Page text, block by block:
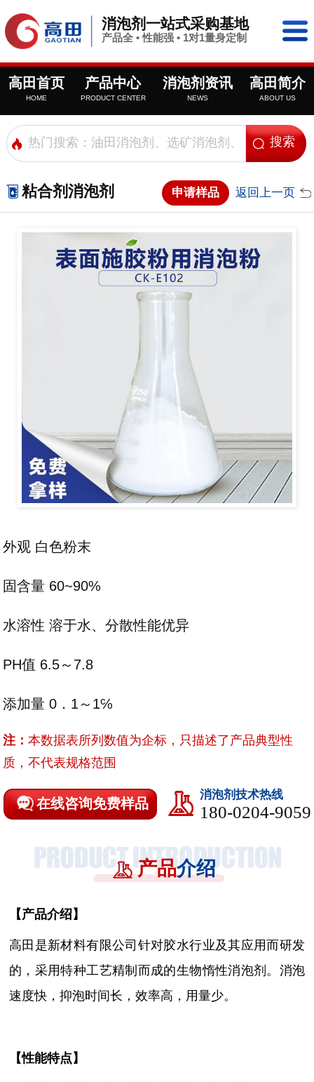
消泡剂一站式采购基地
产品全 • 性能强 • 1对1量身定制
高田首页
HOME
产品中心
PRODUCT CENTER
消泡剂资讯
NEWS
高田简介
ABOUT US
粘合剂消泡剂 申请样品 返回上一页
外观 白色粉末
固含量 60~90%
水溶性 溶于水、分散性能优异
PH值 6.5～7.8
添加量 0．1～1℅
注：本数据表所列数值为企标，只描述了产品典型性
质，不代表规格范围
在线咨询免费样品
消泡剂技术热线
180-0204-9059
产品介绍
【产品介绍】
高田是新材料有限公司针对胶水行业及其应用而研发
的， 采用特种工艺精制而成的生物惰性消泡剂。消泡
速度快，抑泡时间长，效率高，用量少。
【性能特点】